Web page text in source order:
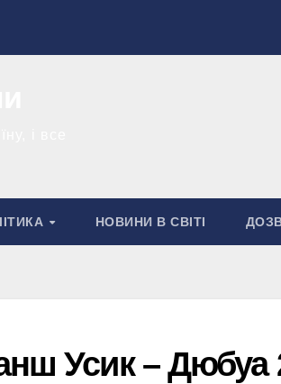
НОВИНИ В СВІТІ
Усик – Дюбуа